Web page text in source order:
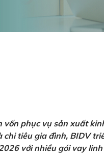
phục vụ sản xuất
tiêu gia đình, BIDV
với nhiều gói vay